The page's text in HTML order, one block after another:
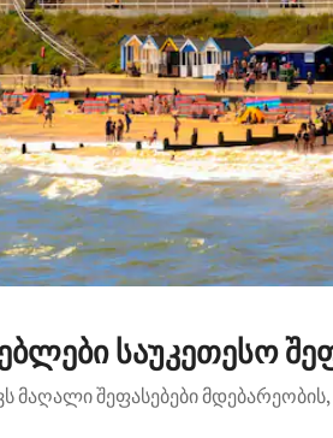
საუკეთესო
მაღალი შეფასებები